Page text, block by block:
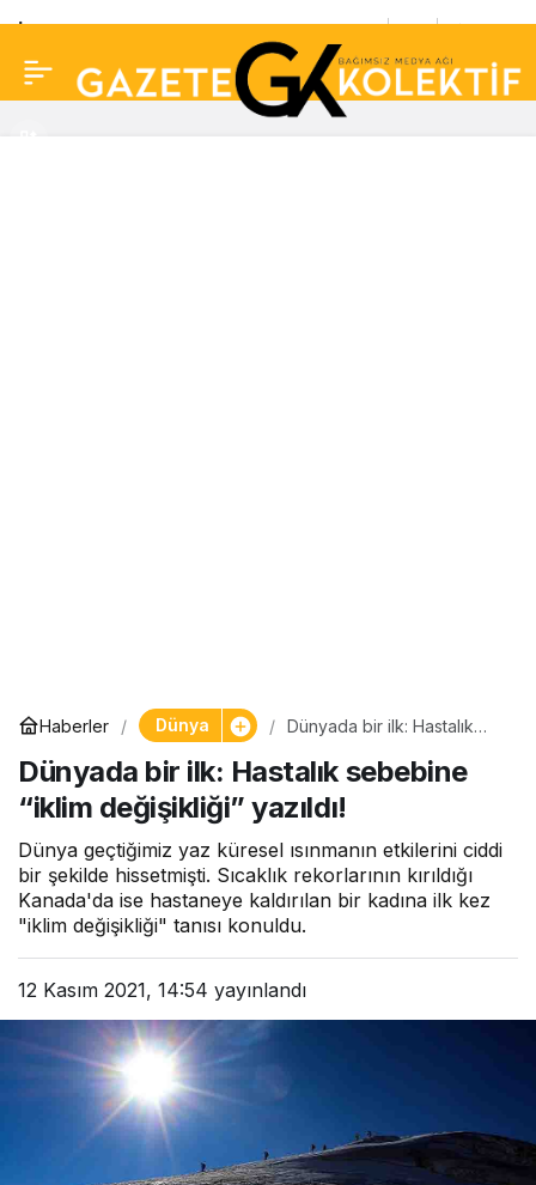
Haberler Dünya
Dünyada bir ilk: Hastalık
yazıldı!
Dünyada bir ilk: Hastalık sebebine
“iklim değişikliği” yazıldı!
Dünya geçtiğimiz yaz küresel ısınmanın etkilerini ciddi
bir şekilde hissetmişti. Sıcaklık rekorlarının kırıldığı
Kanada'da ise hastaneye kaldırılan bir kadına ilk kez
"iklim değişikliği" tanısı konuldu.
12 Kasım 2021, 14:54 yayınlandı
tarihindeki en yüksek